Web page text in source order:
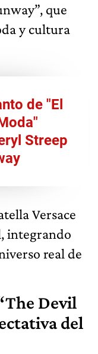
que
y cultura
de "El
Streep
Versace
integrando
real de
Devil
del